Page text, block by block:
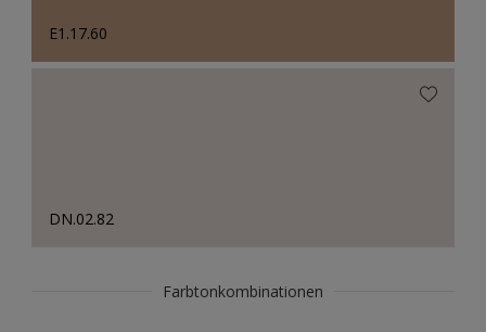
E1.17.60
DN.02.82
Farbtonkombinationen